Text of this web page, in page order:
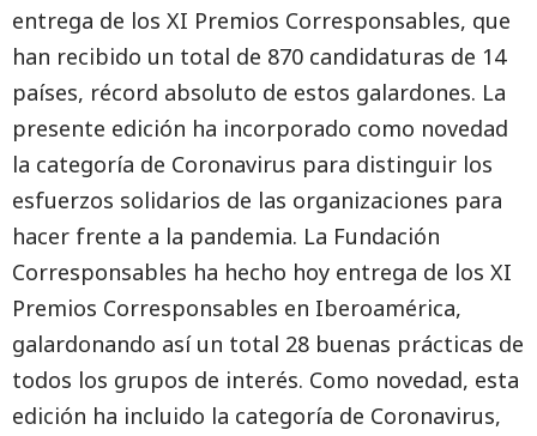
entrega de los XI Premios Corresponsables, que
han recibido un total de 870 candidaturas de 14
países, récord absoluto de estos galardones. La
presente edición ha incorporado como novedad
la categoría de Coronavirus para distinguir los
esfuerzos solidarios de las organizaciones para
hacer frente a la pandemia. La Fundación
Corresponsables ha hecho hoy entrega de los XI
Premios Corresponsables en Iberoamérica,
galardonando así un total 28 buenas prácticas de
todos los grupos de interés. Como novedad, esta
edición ha incluido la categoría de Coronavirus,